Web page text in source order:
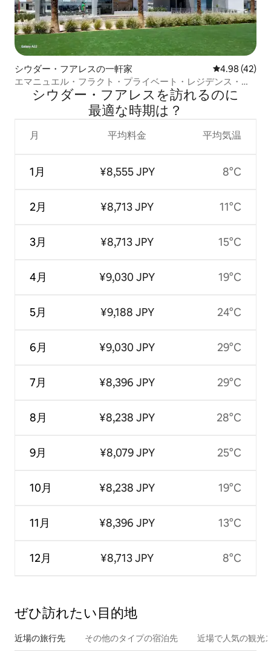
シウダー・フアレスの一軒家 レビュー42
4.98 (42)
エマニュエル・フラクト・プライベート・レジデンス・グ
ラウンドフロア
シウダー・フアレスを訪⁠れ⁠るの⁠に
最⁠適⁠な時⁠期⁠は⁠？
月
1月
2月
3月
4月
5月
6月
7月
8月
9月
10月
11月
12月
平均料金
¥8,555 JPY
¥8,713 JPY
¥8,713 JPY
¥9,030 JPY
¥9,188 JPY
¥9,030 JPY
¥8,396 JPY
¥8,238 JPY
¥8,079 JPY
¥8,238 JPY
¥8,396 JPY
¥8,713 JPY
平均気温
8°C
11°C
15°C
19°C
24°C
29°C
29°C
28°C
25°C
19°C
13°C
8°C
ぜひ訪⁠れ⁠た⁠い目⁠的⁠地
近場の旅行先 その他のタ⁠イ⁠プ⁠の宿⁠泊⁠先 近場で人気の観光